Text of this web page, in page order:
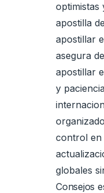
optimistas
apostilla
apostillar
asegura
apostillar
y
control en
globales
Consejos